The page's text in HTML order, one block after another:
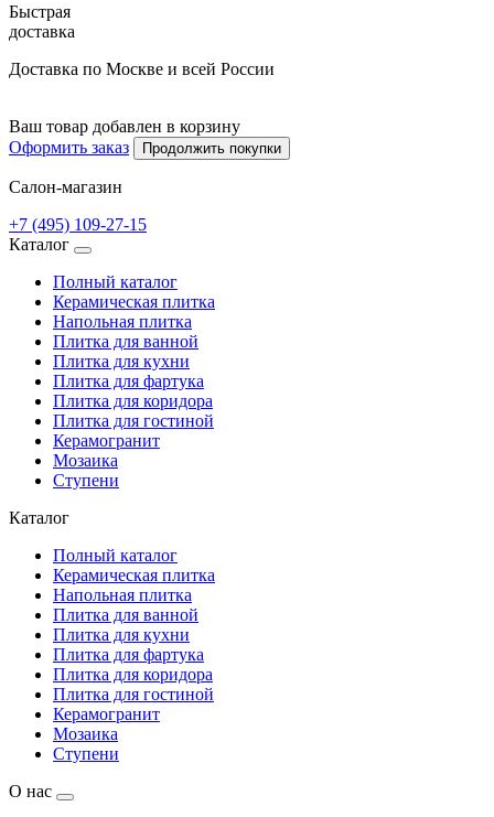
Быстрая
доставка
Доставка по Москве и всей России
Ваш товар добавлен в корзину
Оформить заказ
Продолжить покупки
Салон-магазин
+7 (495) 109-27-15
Каталог
Полный каталог
Керамическая плитка
Напольная плитка
Плитка для ванной
Плитка для кухни
Плитка для фартука
Плитка для коридора
Плитка для гостиной
Керамогранит
Мозаика
Ступени
Каталог
Полный каталог
Керамическая плитка
Напольная плитка
Плитка для ванной
Плитка для кухни
Плитка для фартука
Плитка для коридора
Плитка для гостиной
Керамогранит
Мозаика
Ступени
О нас